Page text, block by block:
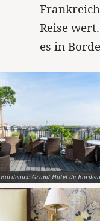
Reise
es in
Bordeaux: Grand Hotel de